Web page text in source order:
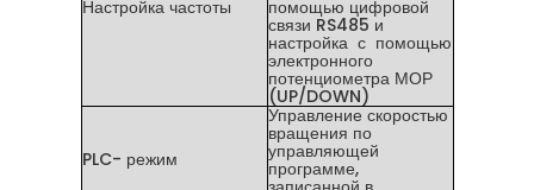
Настройка частоты помощью цифровой
связи RS485 и
настройка с помощью
электронного
потенциометра МОР
(UP/DOWN)
PLC- режим
Управление скоростью
вращения по
управляющей
программе,